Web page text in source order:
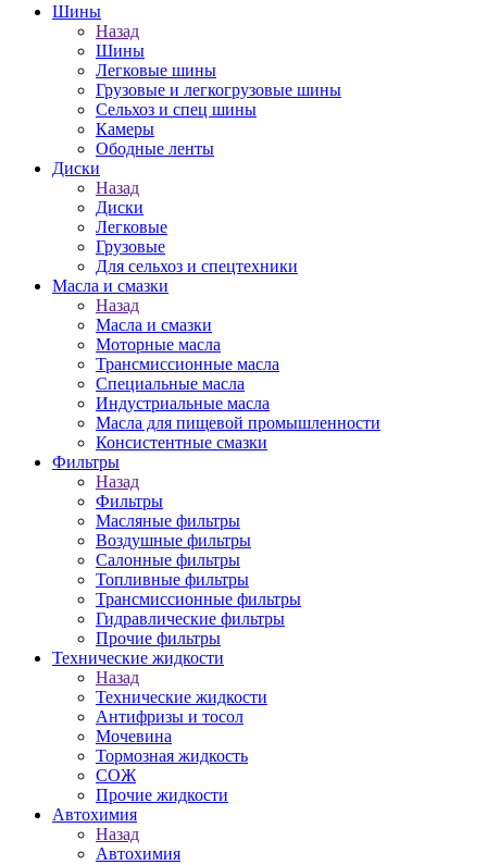
Шины
Назад
Шины
Легковые шины
Грузовые и легкогрузовые шины
Сельхоз и спец шины
Камеры
Ободные ленты
Диски
Назад
Диски
Легковые
Грузовые
Для сельхоз и спецтехники
Масла и смазки
Назад
Масла и смазки
Моторные масла
Трансмиссионные масла
Специальные масла
Индустриальные масла
Масла для пищевой промышленности
Консистентные смазки
Фильтры
Назад
Фильтры
Масляные фильтры
Воздушные фильтры
Салонные фильтры
Топливные фильтры
Трансмиссионные фильтры
Гидравлические фильтры
Прочие фильтры
Технические жидкости
Назад
Технические жидкости
Антифризы и тосол
Мочевина
Тормозная жидкость
СОЖ
Прочие жидкости
Автохимия
Назад
Автохимия